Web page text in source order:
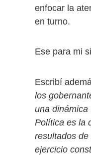
enfocar la
en turno.
Ese para mi
Escribí
los
una dinámica
Política es la
resultados
ejercicio